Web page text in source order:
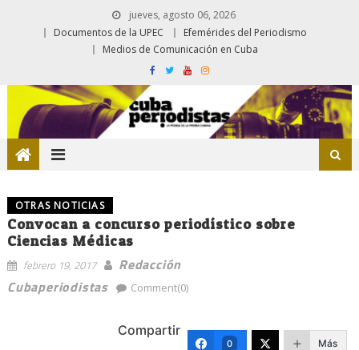
jueves, agosto 06, 2026
Documentos de la UPEC
Efemérides del Periodismo
Medios de Comunicación en Cuba
OTRAS NOTICIAS
Convocan a concurso periodístico sobre
Ciencias Médicas
febrero 19, 2017
Redacción
Cubaperiodistas
Comment(0)
Compartir
0 Más